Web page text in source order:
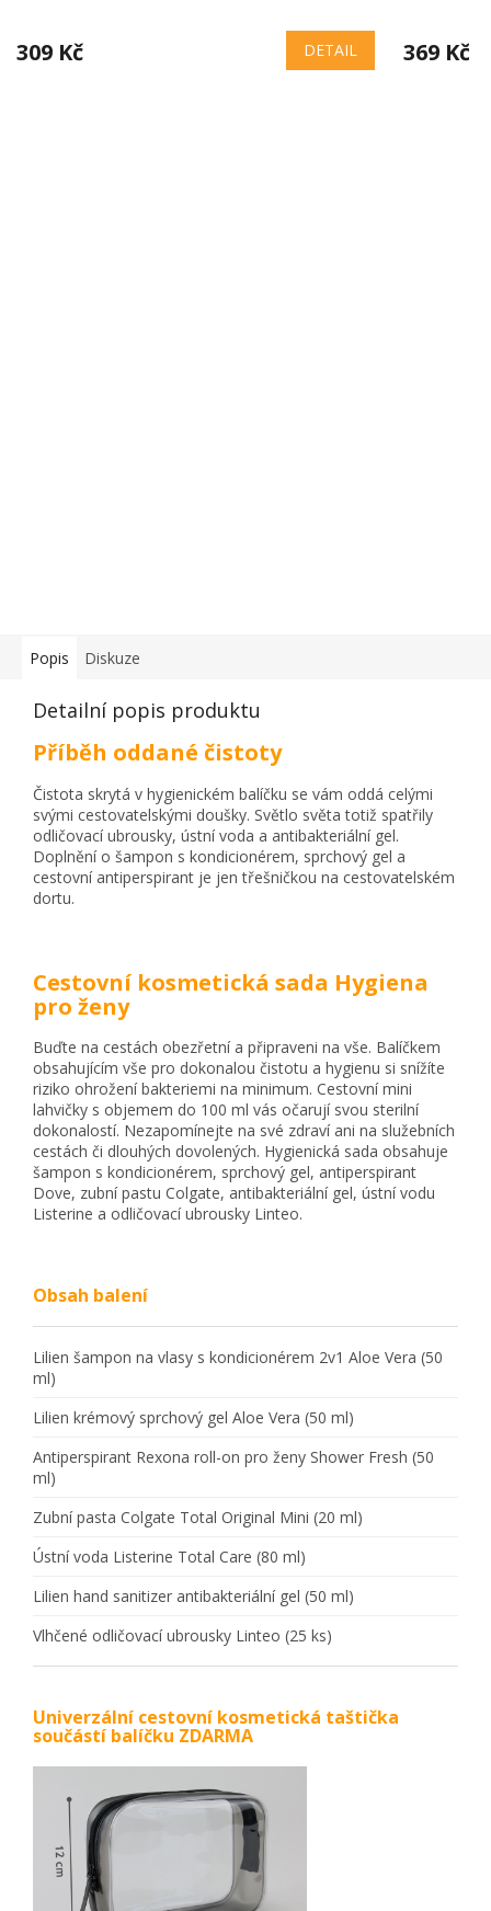
309 Kč DETAIL 369 Kč
Popis Diskuze
Detailní popis produktu
Příběh oddané čistoty
Čistota skrytá v hygienickém balíčku se vám oddá celými
svými cestovatelskými doušky. Světlo světa totiž spatřily
odličovací ubrousky, ústní voda a antibakteriální gel.
Doplnění o šampon s kondicionérem, sprchový gel a
cestovní antiperspirant je jen třešničkou na cestovatelském
dortu.
Cestovní kosmetická sada Hygiena
pro ženy
Buďte na cestách obezřetní a připraveni na vše. Balíčkem
obsahujícím vše pro dokonalou čistotu a hygienu si snížíte
riziko ohrožení bakteriemi na minimum. Cestovní mini
lahvičky s objemem do 100 ml vás očarují svou sterilní
dokonalostí. Nezapomínejte na své zdraví ani na služebních
cestách či dlouhých dovolených. Hygienická sada obsahuje
šampon s kondicionérem, sprchový gel, antiperspirant
Dove, zubní pastu Colgate, antibakteriální gel, ústní vodu
Listerine a odličovací ubrousky Linteo.
Obsah balení
Lilien šampon na vlasy s kondicionérem 2v1 Aloe Vera (50
ml)
Lilien krémový sprchový gel Aloe Vera (50 ml)
Antiperspirant Rexona roll-on pro ženy Shower Fresh (50
ml)
Zubní pasta Colgate Total Original Mini (20 ml)
Ústní voda Listerine Total Care (80 ml)
Lilien hand sanitizer antibakteriální gel (50 ml)
Vlhčené odličovací ubrousky Linteo (25 ks)
Univerzální cestovní kosmetická taštička
součástí balíčku ZDARMA